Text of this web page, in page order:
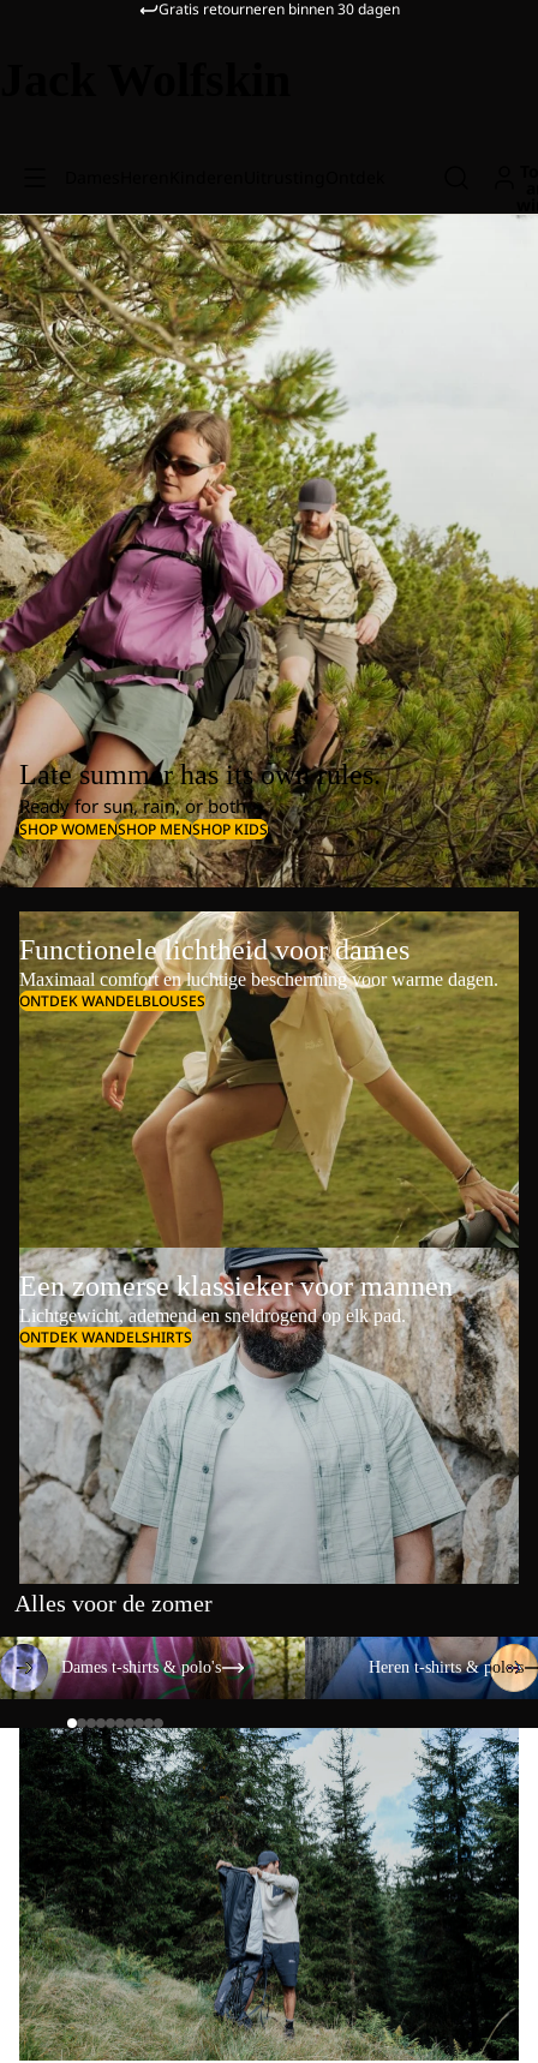
Gratis retourneren binnen 30 dagen
Late summer has its own rules.
Ready for sun, rain, or both.
SHOP WOMENSHOP MENSHOP KIDS
Functionele lichtheid voor dames
Maximaal comfort en luchtige bescherming voor warme dagen.
ONTDEK WANDELBLOUSES
Een zomerse klassieker voor mannen
Lichtgewicht, ademend en sneldrogend op elk pad.
ONTDEK WANDELSHIRTS
Alles voor de zomer
Dames t-shirts & polo's
Dames t-shirts & polo's
Heren t-shirts & polo's
Heren t-shirts & polo's